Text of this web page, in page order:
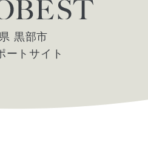
黒部市
ートサイト